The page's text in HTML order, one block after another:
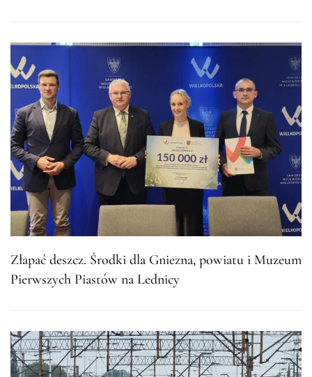
Złapać deszcz. Środki dla Gniezna, powiatu i Muzeum
Pierwszych Piastów na Lednicy